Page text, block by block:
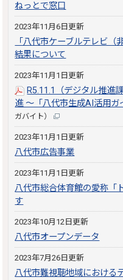
ねっとで窓口
2023年11月6日更新
「八代市ケーブルテレビ
結果について
2023年11月1日更新
R5.11.1（デジタル推進
進 ～「八代市生成AI活用ガ
ガバイト）
2023年11月1日更新
八代市広告事業
2023年11月1日更新
八代市総合体育館の愛称「
す
2023年10月12日更新
八代市オープンデータ
2023年7月26日更新
八代市難視聴地域における